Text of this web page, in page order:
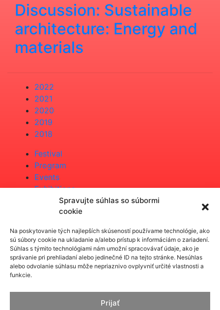
Spravujte súhlas so súbormi
cookie
Na poskytovanie tých najlepších skúseností používame technológie, ako
sú súbory cookie na ukladanie a/alebo prístup k informáciám o zariadení.
Súhlas s týmito technológiami nám umožní spracovávať údaje, ako je
správanie pri prehliadaní alebo jedinečné ID na tejto stránke. Nesúhlas
alebo odvolanie súhlasu môže nepriaznivo ovplyvniť určité vlastnosti a
funkcie.
Prijať
Discussion: Sustainable
architecture: Energy and
materials
2022
2021
2020
2019
2018
Festival
Program
Events
Exhibitions
DOWNLOADS
ORGANISATOR
SUPPORT FROM PUBLIC SOURCES